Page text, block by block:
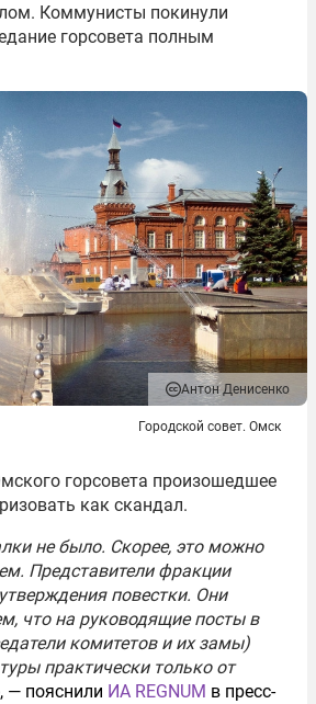
Коммунисты покинули
горсовета полным
Антон Денисенко
Городской совет. Омск
горсовета произошедшее
как скандал.
не было. Скорее, это можно
Представители фракции
повестки. Они
что на руководящие посты в
комитетов и их замы)
практически только от
, — пояснили ИА REGNUM в пресс-